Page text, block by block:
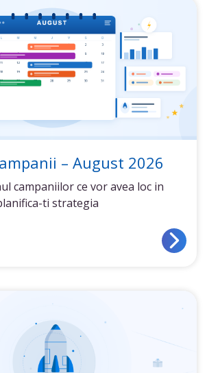
– August 2026
campaniilor ce vor avea loc in
ti strategia